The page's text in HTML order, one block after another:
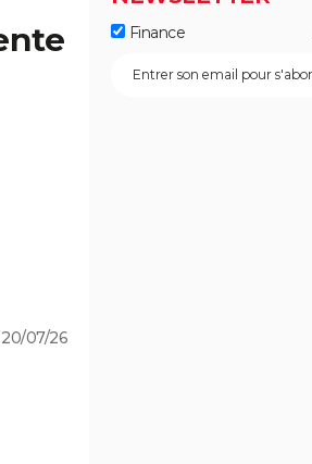
07/26
Finance